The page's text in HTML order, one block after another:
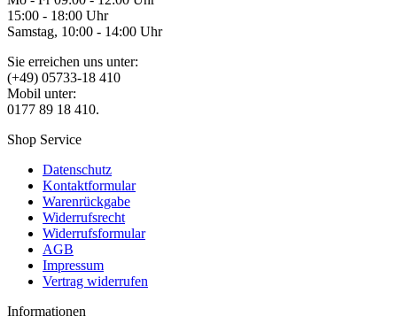
15:00 - 18:00 Uhr
Samstag, 10:00 - 14:00 Uhr
Sie erreichen uns unter:
(+49) 05733-18 410
Mobil unter:
0177 89 18 410.
Shop Service
Datenschutz
Kontaktformular
Warenrückgabe
Widerrufsrecht
Widerrufsformular
AGB
Impressum
Vertrag widerrufen
Informationen